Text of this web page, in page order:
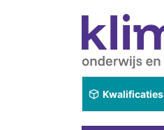
Kwalificaties